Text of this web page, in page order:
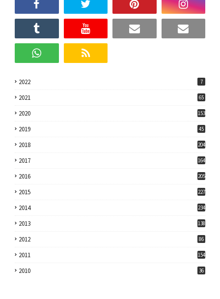
2022 7
2021 65
2020 153
2019 45
2018 204
2017 164
2016 205
2015 227
2014 234
2013 138
2012 86
2011 154
2010 36